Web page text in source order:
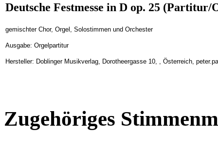
Deutsche Festmesse in D op. 25
gemischter Chor, Orgel, Solostimmen und Orchester
Ausgabe: Orgelpartitur
Hersteller: Doblinger Musikverlag, Dorotheergasse 10, , Österreich,
Zugehöriges